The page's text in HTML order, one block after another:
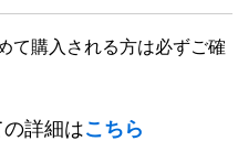
て購入される方は必ずご確
詳細はこちら